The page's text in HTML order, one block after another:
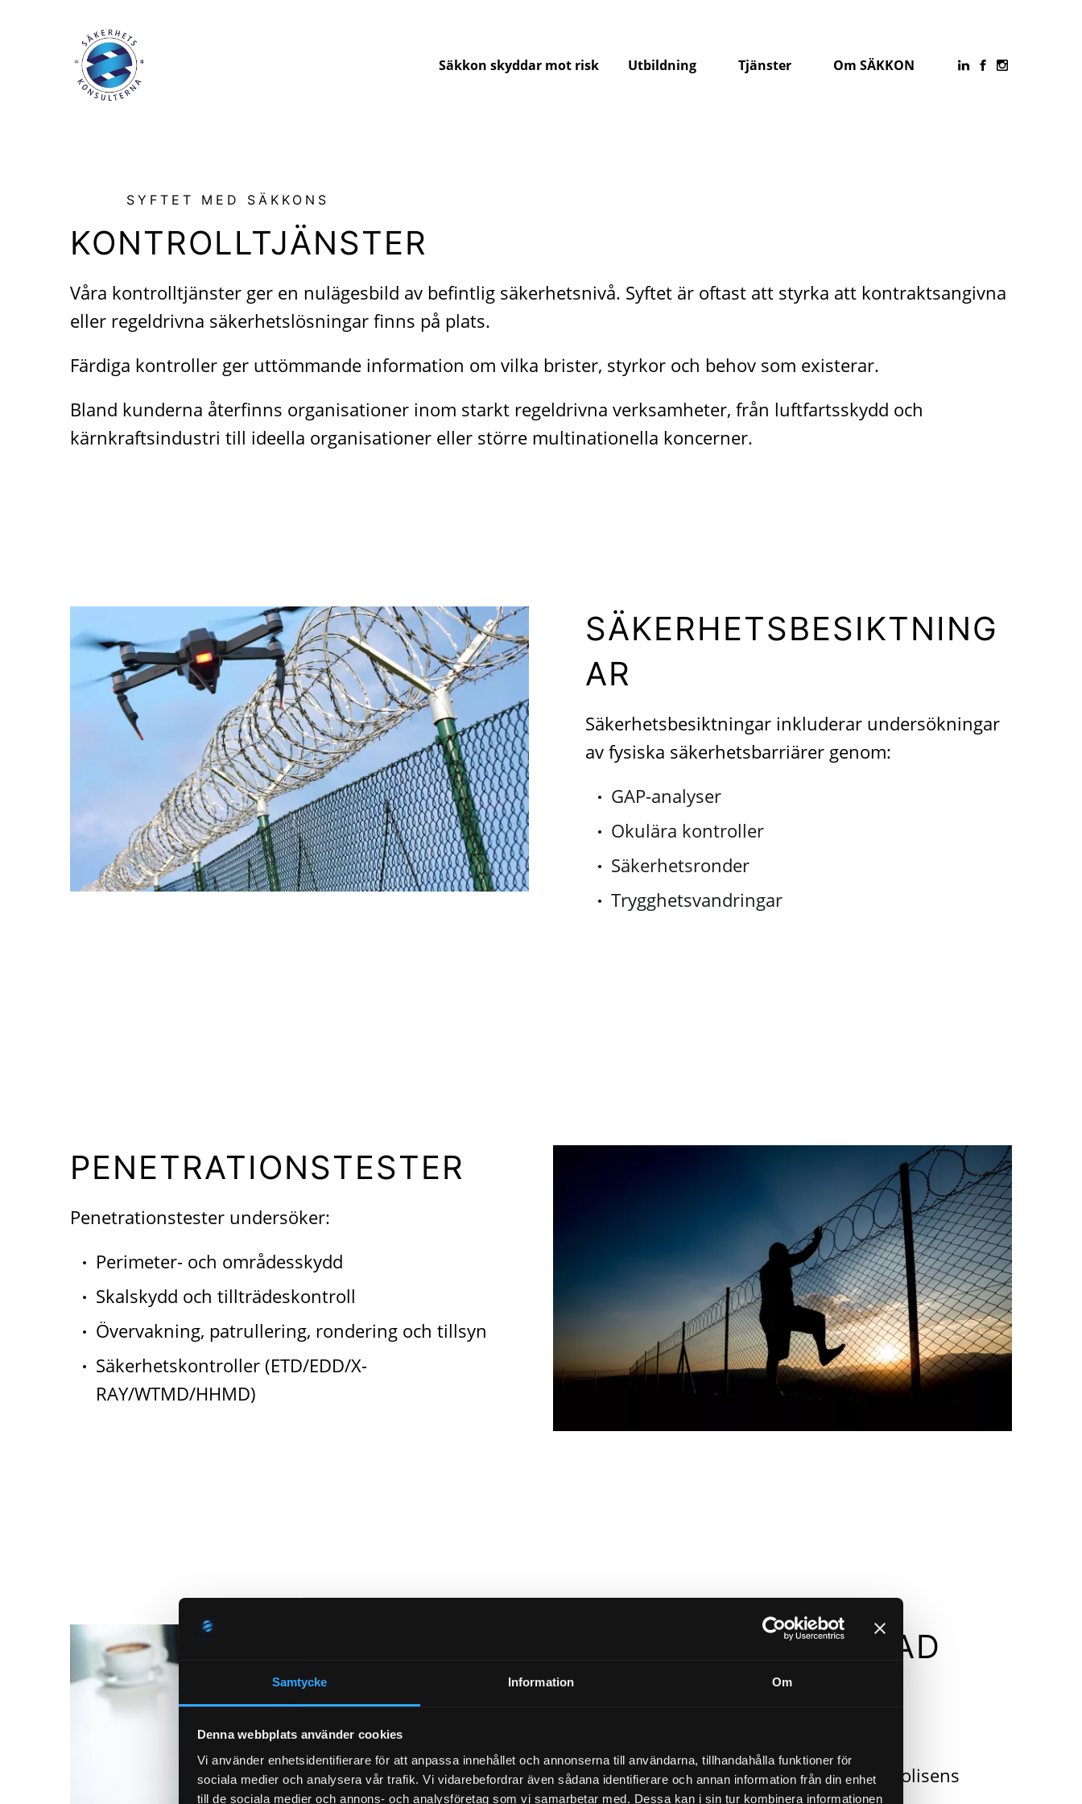
Samtycke Information Om
Denna webbplats använder cookies
Vi använder enhetsidentifierare för att anpassa innehållet och annonserna till användarna, tillhandahålla funktioner för
sociala medier och analysera vår trafik. Vi vidarebefordrar även sådana identifierare och annan information från din enhet
till de sociala medier och annons- och analysföretag som vi samarbetar med. Dessa kan i sin tur kombinera informationen
Säkkon skyddar mot risk Utbildning Tjänster Om SÄKKON
SYFTET MED SÄKKONS
KONTROLLTJÄNSTER
Våra kontrolltjänster ger en nulägesbild av befintlig säkerhetsnivå. Syftet är oftast att styrka att kontraktsangivna
eller regeldrivna säkerhetslösningar finns på plats.
Färdiga kontroller ger uttömmande information om vilka brister, styrkor och behov som existerar.
Bland kunderna återfinns organisationer inom starkt regeldrivna verksamheter, från luftfartsskydd och
kärnkraftsindustri till ideella organisationer eller större multinationella koncerner.
SÄKERHETSBESIKTNING
AR
Säkerhetsbesiktningar inkluderar undersökningar
av fysiska säkerhetsbarriärer genom:
GAP-analyser
Okulära kontroller
Säkerhetsronder
Trygghetsvandringar
PENETRATIONSTESTER
Penetrationstester undersöker:
Perimeter- och områdesskydd
Skalskydd och tillträdeskontroll
Övervakning, patrullering, rondering och tillsyn
Säkerhetskontroller (ETD/EDD/X-
RAY/WTMD/HHMD)
REGELEFTERLEVNAD
Polismyndighetens och Säkerhetspolisens